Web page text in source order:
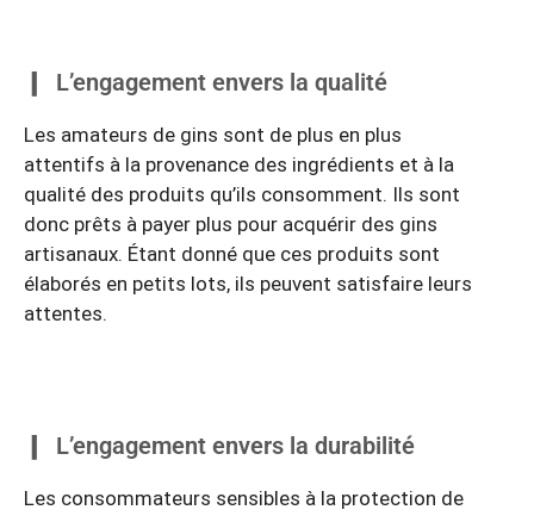
L’engagement envers la qualité
Les amateurs de gins sont de plus en plus
attentifs à la provenance des ingrédients et à la
qualité des produits qu’ils consomment. Ils sont
donc prêts à payer plus pour acquérir des gins
artisanaux. Étant donné que ces produits sont
élaborés en petits lots, ils peuvent satisfaire leurs
attentes.
L’engagement envers la durabilité
Les consommateurs sensibles à la protection de